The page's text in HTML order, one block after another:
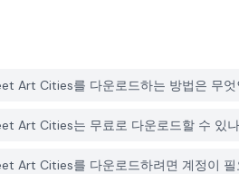
Art Cities를 다운로드하는 방법은 무
Art Cities는 무료로 다운로드할 수 있
Art Cities를 다운로드하려면 계정이